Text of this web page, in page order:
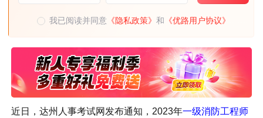
我已阅读并同意 《隐私政策》和 《优路用户协议》
近日，达州人事考试网发布通知，2023年一级消防工程师